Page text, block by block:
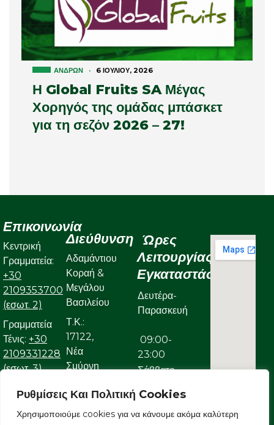
Ρυθμίσεις Και Πολιτική Cookies
Χρησιμοποιούμε cookies για να κάνουμε ακόμα καλύτερη
ΑΝΔΡΏΝ · 6 ΙΟΥΛΊΟΥ, 2026
Η Global Fruits SA Μέγας
Χορηγός της ομάδας μπάσκετ
για τη σεζόν 2026 – 27!
Επικοινωνία
Κεντρική
Γραμματεία:
+30
2109353700
(εσωτ. 2)
Γραμματεία
Τένις: +30
2109331228
(εσωτ. 3)
Γραμματεία
Κολυμβητικού:
+30
Διεύθυνση
Αδαμάντιου
Κοραή &
Μεγάλου
Βασιλείου
Τ.Κ.:
17122,
Νέα
Σμύρνη
Ώρες
Λειτουργίας
Εγκαταστάσεων
Δευτέρα-
Παρασκευή
09:00-
23:00
Σάββατο
09:00-
22:00